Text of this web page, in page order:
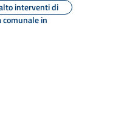
interventi di
in